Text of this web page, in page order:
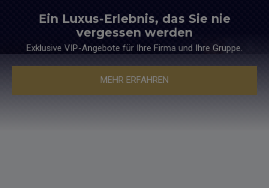
EINTRITTSKARTEN KAUFEN
Ein Luxus-Erlebnis, das Sie nie
vergessen werden
Exklusive VIP-Angebote für Ihre Firma und Ihre Gruppe.
MEHR ERFAHREN